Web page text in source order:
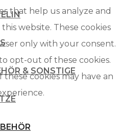
& SONSTIGE
that help us analyze and
website. These cookies
only with your consent.
opt-out of these cookies.
cookies may have an